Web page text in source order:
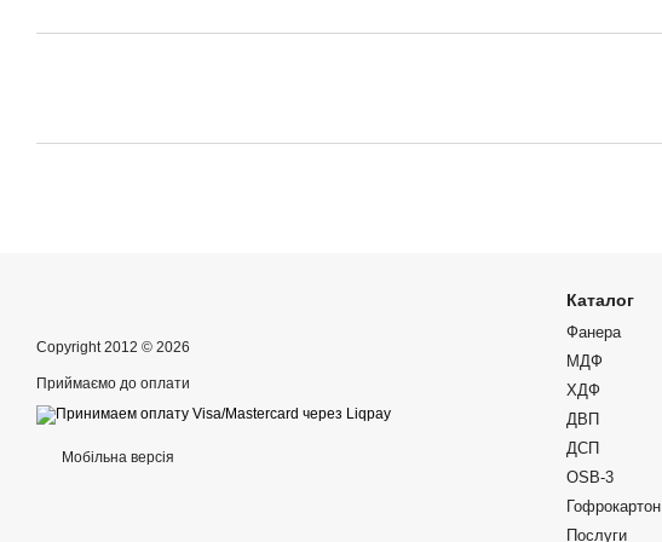
Copyright 2012 © 2026
Приймаємо до оплати
Мобільна версія
Каталог
Фанера
МДФ
ХДФ
ДВП
ДСП
OSB-3
Гофрокартон
Послуги